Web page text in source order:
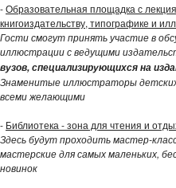
-Образовательная площадка с
книгоиздательству, типографике и
Гости смогут принять участие в
иллюстрации с ведущими
вузов, специализирующихся на
Знаменитые иллюстраторы детских
всеми желающими
- Библиотека - зона для чтения и
Здесь будут проходить мастер-
мастерские для самых маленьких,
новинок